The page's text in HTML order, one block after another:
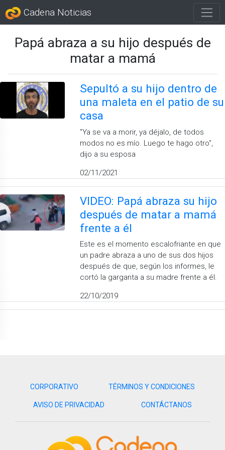
Cadena Noticias
Papá abraza a su hijo después de
matar a mamá
Sepultó a su hijo dentro de
una maleta en el patio de su
casa
''Ya se va a morir, ya déjalo, de todos
modos no es mío. Luego te hago otro'',
dijo a su esposa
02/11/2021
VIDEO: Papá abraza su hijo
después de matar a mamá
frente a él
Este es el momento escalofriante en que
un padre abraza a uno de sus dos hijos
después de que, según los informes, le
cortó la garganta a su madre frente a él.
22/10/2019
CORPORATIVO TÉRMINOS Y CONDICIONES
AVISO DE PRIVACIDAD CONTÁCTANOS